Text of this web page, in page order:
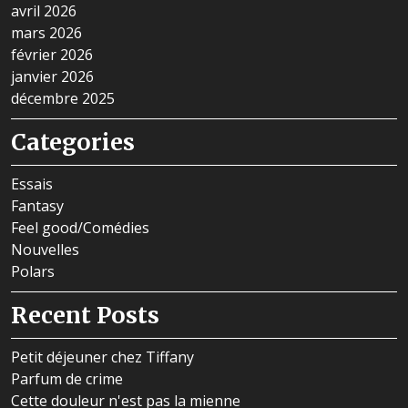
avril 2026
mars 2026
février 2026
janvier 2026
décembre 2025
Categories
Essais
Fantasy
Feel good/Comédies
Nouvelles
Polars
Recent Posts
Petit déjeuner chez Tiffany
Parfum de crime
Cette douleur n'est pas la mienne